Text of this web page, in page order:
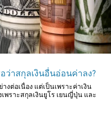
าสกุลเงินอื่นอ่อนค่าลง?
งต่อเนื่อง แต่เป็นเพราะค่าเงิน
พราะสกุลเงินยูโร เยนญี่ปุ่น และ